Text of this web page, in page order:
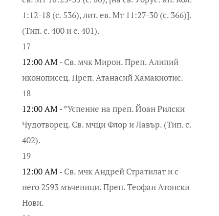
1:12-18 (с. 536), лит. ев. Мт 11:27-30 (с. 366)].
(Тип. с. 400 и с. 401).
17
12:00 AM - Св. мчк Мирон. Преп. Алипий
иконописец. Преп. Атанасий Хамакиотис.
18
12:00 AM -*Успение на преп. Йоан Рилски
Чудотворец. Св. мчци Флор и Лавър. (Тип. с.
402).
19
12:00 AM - Св. мчк Андрей Стратилат и с
него 2593 мъченици. Преп. Теофан Атонски
Нови.